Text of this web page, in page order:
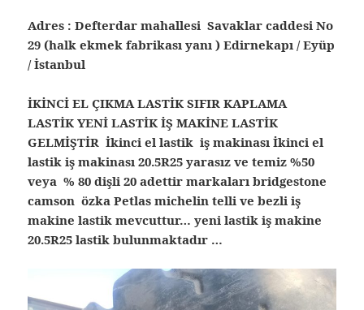
Adres : Defterdar mahallesi Savaklar caddesi No
29 (halk ekmek fabrikası yanı ) Edirnekapı / Eyüp
/ İstanbul
İKİNCİ EL ÇIKMA LASTİK SIFIR KAPLAMA
LASTİK YENİ LASTİK İŞ MAKİNE LASTİK
GELMİŞTİR İkinci el lastik iş makinası İkinci el
lastik iş makinası 20.5R25 yarasız ve temiz %50
veya % 80 dişli 20 adettir markaları bridgestone
camson özka Petlas michelin telli ve bezli iş
makine lastik mevcuttur… yeni lastik iş makine
20.5R25 lastik bulunmaktadır …